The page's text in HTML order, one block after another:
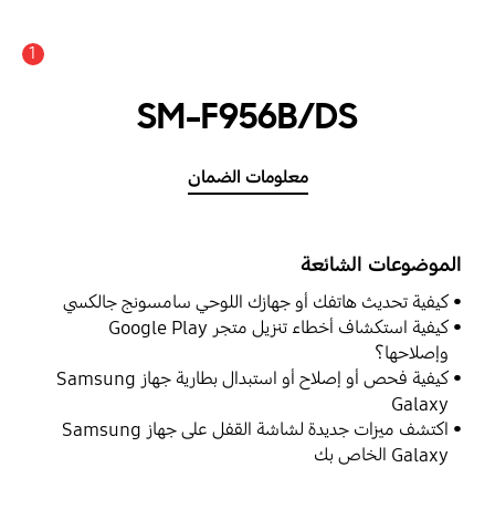
1
SM-F956B/DS
معلومات الضمان
الموضوعات الشائعة
كيفية تحديث هاتفك أو جهازك اللوحي سامسونج جالكسي
كيفية استكشاف أخطاء تنزيل متجر Google Play
وإصلاحها؟
كيفية فحص أو إصلاح أو استبدال بطارية جهاز Samsung
Galaxy
اكتشف ميزات جديدة لشاشة القفل على جهاز Samsung
Galaxy الخاص بك